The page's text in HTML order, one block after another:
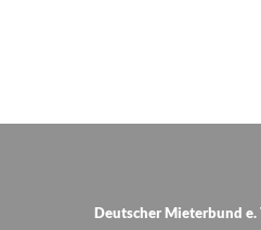
Deutscher Mieterbund e.